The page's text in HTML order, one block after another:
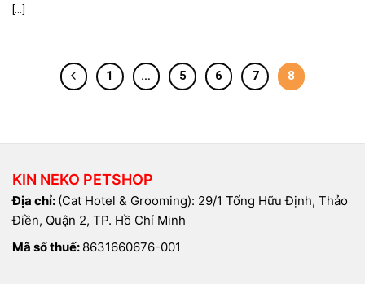
[...]
1 … 5 6 7 8
KIN NEKO PETSHOP
Địa chỉ: (Cat Hotel & Grooming): 29/1 Tống Hữu Định, Thảo
Điền, Quận 2, TP. Hồ Chí Minh
Mã số thuế: 8631660676-001